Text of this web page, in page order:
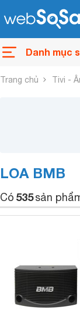
Danh mục
Trang chủ Tivi -
LOA BMB
Có 535sản